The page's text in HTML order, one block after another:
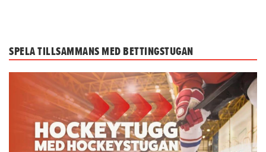
SPELA TILLSAMMANS MED BETTINGSTUGAN